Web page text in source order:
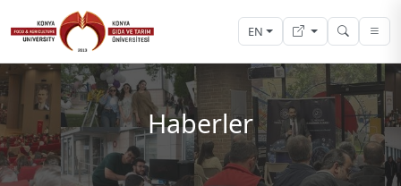
EN
Haberler